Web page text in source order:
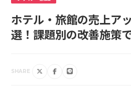
ホテル・旅館の売上ア
選！課題別の改善施策
SHARE